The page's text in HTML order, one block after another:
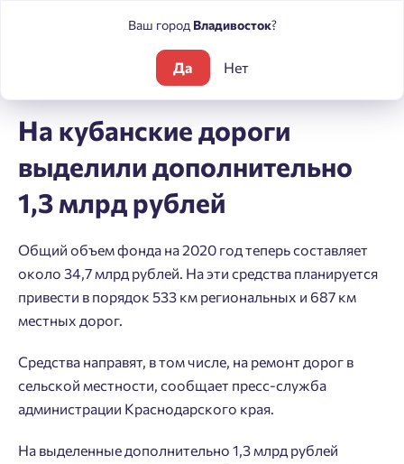
На кубанские дороги выделили
На кубанские дороги
выделили дополнительно
1,3 млрд рублей
Общий объем фонда на 2020 год теперь составляет
около 34,7 млрд рублей. На эти средства планируется
привести в порядок 533 км региональных и 687 км
местных дорог.
Средства направят, в том числе, на ремонт дорог в
сельской местности, сообщает пресс-служба
администрации Краснодарского края.
На выделенные дополнительно 1,3 млрд рублей
Ваш город Владивосток?
Да Нет